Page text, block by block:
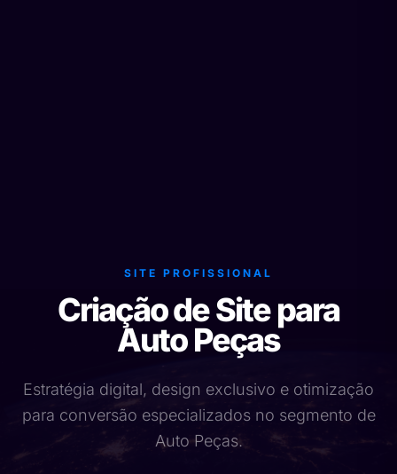
SITE PROFISSIONAL
Criação de Site para
Auto Peças
Estratégia digital, design exclusivo e otimização
para conversão especializados no segmento de
Auto Peças.